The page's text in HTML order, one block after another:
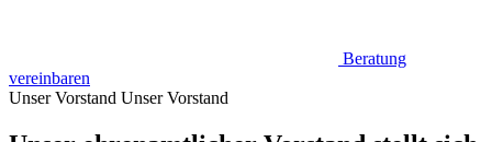
Beratung
vereinbaren
Unser Vorstand Unser Vorstand